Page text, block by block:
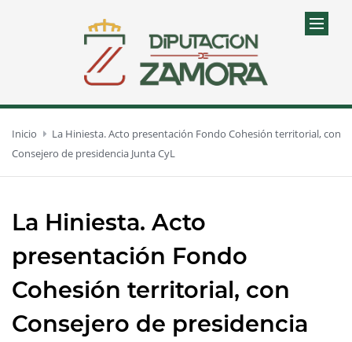
Inicio
La Hiniesta. Acto presentación Fondo Cohesión territorial, con
Consejero de presidencia Junta CyL
La Hiniesta. Acto
presentación Fondo
Cohesión territorial, con
Consejero de presidencia